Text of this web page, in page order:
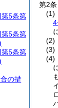
第2条
(1)
(2)
(3)
(4)
5条第
5条第
5条第
の措